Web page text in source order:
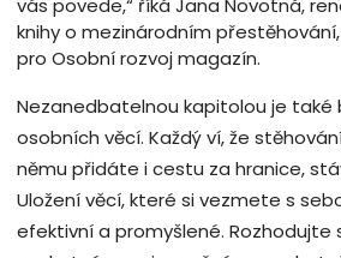
vás povede,“ říká Jana Novotná,
knihy o mezinárodním
pro Osobní rozvoj magazín.
Nezanedbatelnou kapitolou je také
osobních věcí. Každý ví, že
němu přidáte i cestu za hranice,
Uložení věcí, které si vezmete s
efektivní a promyšlené. Rozhodujte